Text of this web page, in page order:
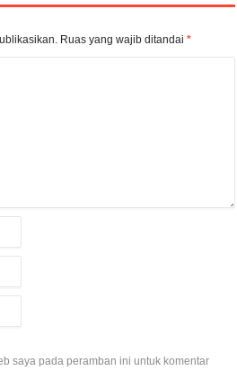
Ruas yang wajib ditandai*
saya pada peramban ini untuk komentar